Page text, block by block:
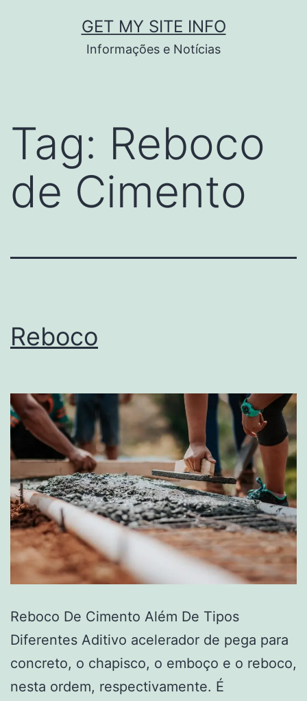
GET MY SITE INFO
Informações e Notícias
Tag: Reboco
de Cimento
Reboco
Reboco De Cimento Além De Tipos
Diferentes Aditivo acelerador de pega para
concreto, o chapisco, o emboço e o reboco,
nesta ordem, respectivamente. É